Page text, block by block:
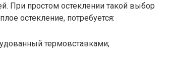
При простом остеклении такой выбор
остекление, потребуется:
термовставками;